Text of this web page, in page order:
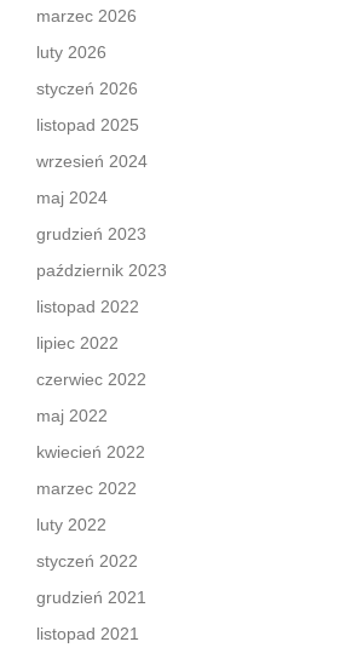
marzec 2026
luty 2026
styczeń 2026
listopad 2025
wrzesień 2024
maj 2024
grudzień 2023
październik 2023
listopad 2022
lipiec 2022
czerwiec 2022
maj 2022
kwiecień 2022
marzec 2022
luty 2022
styczeń 2022
grudzień 2021
listopad 2021